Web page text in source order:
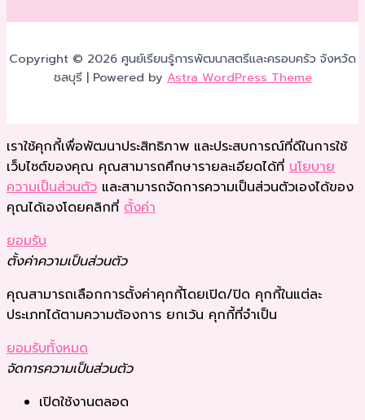
Copyright © 2026 ศูนย์เรียนรู้การพัฒนาสตรีและครอบครัว จังหวัด
ชลบุรี | Powered byAstra WordPress Theme
เราใช้คุกกี้เพื่อพัฒนาประสิทธิภาพ และประสบการณ์ที่ดีในการใช้
เว็บไซต์ของคุณ คุณสามารถศึกษารายละเอียดได้ที่ นโยบาย
ความเป็นส่วนตัว และสามารถจัดการความเป็นส่วนตัวเองได้ของ
คุณได้เองโดยคลิกที่ ตั้งค่า
ยอมรับ
ตั้งค่าความเป็นส่วนตัว
คุณสามารถเลือกการตั้งค่าคุกกี้โดยเปิด/ปิด คุกกี้ในแต่ละ
ประเภทได้ตามความต้องการ ยกเว้น คุกกี้ที่จำเป็น
ยอมรับทั้งหมด
จัดการความเป็นส่วนตัว
เปิดใช้งานตลอด